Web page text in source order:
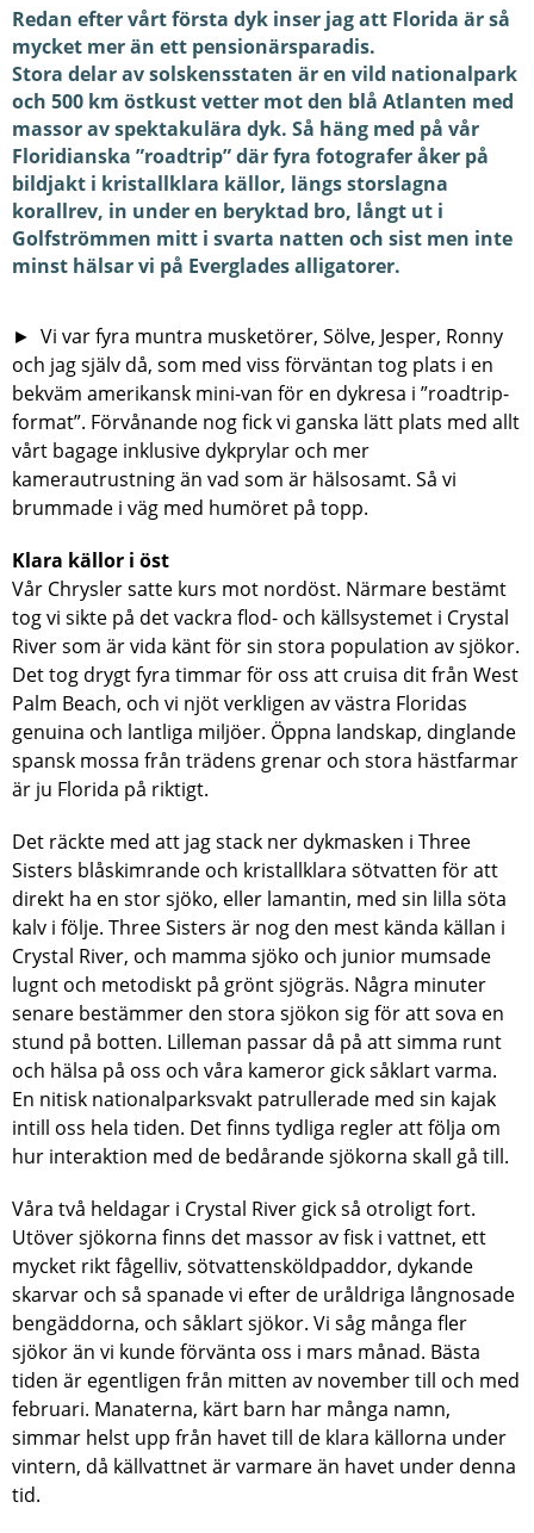
Redan efter vårt första dyk inser jag att Florida är så
mycket mer än ett pensionärsparadis.
Stora delar av solskensstaten är en vild nationalpark
och 500 km östkust vetter mot den blå Atlanten med
massor av spektakulära dyk. Så häng med på vår
Floridianska ”roadtrip” där fyra fotografer åker på
bildjakt i kristallklara källor, längs storslagna
korallrev, in under en beryktad bro, långt ut i
Golfströmmen mitt i svarta natten och sist men inte
minst hälsar vi på Everglades alligatorer.
► Vi var fyra muntra musketörer, Sölve, Jesper, Ronny
och jag själv då, som med viss förväntan tog plats i en
bekväm amerikansk mini-van för en dykresa i ”roadtrip-
format”. Förvånande nog fick vi ganska lätt plats med allt
vårt bagage inklusive dykprylar och mer
kamerautrustning än vad som är hälsosamt. Så vi
brummade i väg med humöret på topp.
Klara källor i öst
Vår Chrysler satte kurs mot nordöst. Närmare bestämt
tog vi sikte på det vackra flod- och källsystemet i Crystal
River som är vida känt för sin stora population av sjökor.
Det tog drygt fyra timmar för oss att cruisa dit från West
Palm Beach, och vi njöt verkligen av västra Floridas
genuina och lantliga miljöer. Öppna landskap, dinglande
spansk mossa från trädens grenar och stora hästfarmar
är ju Florida på riktigt.
Det räckte med att jag stack ner dykmasken i Three
Sisters blåskimrande och kristallklara sötvatten för att
direkt ha en stor sjöko, eller lamantin, med sin lilla söta
kalv i följe. Three Sisters är nog den mest kända källan i
Crystal River, och mamma sjöko och junior mumsade
lugnt och metodiskt på grönt sjögräs. Några minuter
senare bestämmer den stora sjökon sig för att sova en
stund på botten. Lilleman passar då på att simma runt
och hälsa på oss och våra kameror gick såklart varma.
En nitisk nationalparksvakt patrullerade med sin kajak
intill oss hela tiden. Det finns tydliga regler att följa om
hur interaktion med de bedårande sjökorna skall gå till.
Våra två heldagar i Crystal River gick så otroligt fort.
Utöver sjökorna finns det massor av fisk i vattnet, ett
mycket rikt fågelliv, sötvattensköldpaddor, dykande
skarvar och så spanade vi efter de uråldriga långnosade
bengäddorna, och såklart sjökor. Vi såg många fler
sjökor än vi kunde förvänta oss i mars månad. Bästa
tiden är egentligen från mitten av november till och med
februari. Manaterna, kärt barn har många namn,
simmar helst upp från havet till de klara källorna under
vintern, då källvattnet är varmare än havet under denna
tid.